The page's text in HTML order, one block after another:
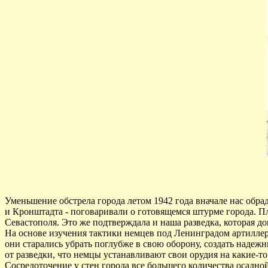
Уменьшение обстрела города летом 1942 года вначале нас
и Кронштадта - поговаривали о готовящемся штурме города.
Севастополя. Это же подтверждала и наша разведка, которая
На основе изучения тактики немцев под Ленинградом
они старались убрать поглубже в свою оборону, создать
от разведки, что немцы устанавливают свои орудия на какие-
Сосредоточение у стен города все большего количества